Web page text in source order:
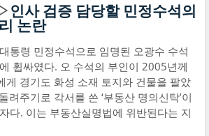
인사 검증 담당할 민정수석의
논란
통령 민정수석으로 임명된 오광수 수석
휩싸였다. 오 수석의 부인이 2005년께
게 경기도 화성 소재 토지와 건물을 팔았
려주기로 각서를 쓴 ‘부동산 명의신탁’이
다. 이는 부동산실명법에 위반된다는 지